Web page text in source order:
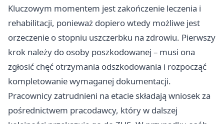
Kluczowym momentem jest zakończenie leczenia i
rehabilitacji, ponieważ dopiero wtedy możliwe jest
orzeczenie o stopniu uszczerbku na zdrowiu. Pierwszy
krok należy do osoby poszkodowanej – musi ona
zgłosić chęć otrzymania odszkodowania i rozpocząć
kompletowanie wymaganej dokumentacji.
Pracownicy zatrudnieni na etacie składają wniosek za
pośrednictwem pracodawcy, który w dalszej